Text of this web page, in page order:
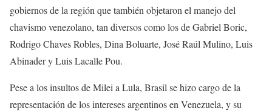
gobiernos de la región que también objetaron el manejo del
chavismo venezolano, tan diversos como los de Gabriel Boric,
Rodrigo Chaves Robles, Dina Boluarte, José Raúl Mulino, Luis
Abinader y Luis Lacalle Pou.
Pese a los insultos de Milei a Lula, Brasil se hizo cargo de la
representación de los intereses argentinos en Venezuela, y su